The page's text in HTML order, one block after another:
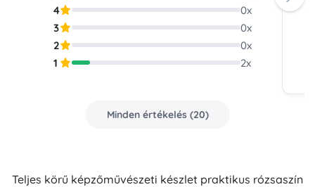
4
0x
3
0x
2
0x
1
2x
Minden értékelés(20)
Teljes körű képzőművészeti készlet praktikus rózsaszín